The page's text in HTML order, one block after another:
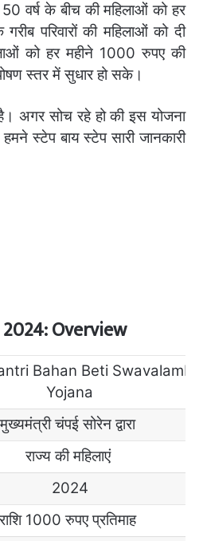
वर्ष के बीच की महिलाओं को हर
परिवारों की महिलाओं को दी
को हर महीने 1000 रुपए की
स्तर में सुधार हो सके।
अगर सोच रहे हो की इस योजना
स्टेप बाय स्टेप सारी जानकारी
Overview
Bahan Beti Swavalamban
Yojana
मुख्यमंत्री चंपई सोरेन द्वारा
राज्य की महिलाएं
2024
राशि1000रुपए प्रतिमाह